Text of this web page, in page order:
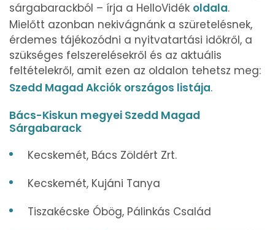
sárgabarackból – írja a HelloVidék oldala.
Mielőtt azonban nekivágnánk a szüretelésnek,
érdemes tájékozódni a nyitvatartási időkről, a
szükséges felszerelésekről és az aktuális
feltételekről, amit ezen az oldalon tehetsz meg:
Szedd Magad Akciók országos listája.
Bács-Kiskun megyei Szedd Magad
Sárgabarack
Kecskemét, Bács Zöldért Zrt.
Kecskemét, Kujáni Tanya
Tiszakécske Óbög, Pálinkás Család